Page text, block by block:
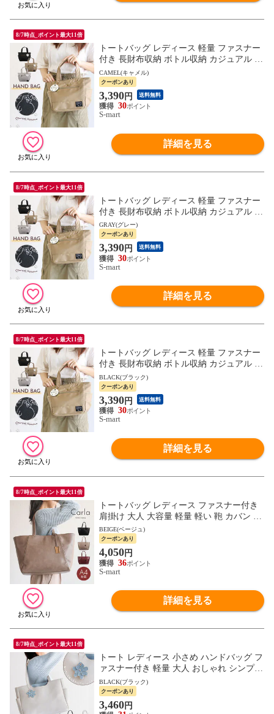
8/7時点_ポイント最大11倍
トートバッグ レディース 軽量 ファスナー
付き 長財布収納 ボトル収納 カジュアル か
わいい おしゃれ ねこ 猫柄 ハンドバッグ
鞄 グレー キャメル
CAMEL(キャメル)
クーポンあり
3,390円 送料無料
30
S-mart
詳細を見る
8/7時点_ポイント最大11倍
トートバッグ レディース 軽量 ファスナー
付き 長財布収納 ボトル収納 カジュアル か
わいい おしゃれ ねこ 猫柄 ハンドバッグ
鞄 グレー キャメル
GRAY(グレー)
クーポンあり
3,390円 送料無料
30
S-mart
詳細を見る
8/7時点_ポイント最大11倍
トートバッグ レディース 軽量 ファスナー
付き 長財布収納 ボトル収納 カジュアル か
わいい おしゃれ ねこ 猫柄 ハンドバッグ
鞄 グレー キャメル
BLACK(ブラック)
クーポンあり
3,390円 送料無料
30
S-mart
詳細を見る
8/7時点_ポイント最大11倍
トートバッグ レディース ファスナー付き
肩掛け 大人 大容量 軽量 軽い 鞄 カバン 春
夏 秋 冬 CARLA 黒 ブラック ベージュ ワ
イン
BEIGE(ベージュ)
クーポンあり
4,050円
36
S-mart
詳細を見る
8/7時点_ポイント最大11倍
トート レディース 小さめ ハンドバッグ フ
ァスナー付き 軽量 大人 おしゃれ シンプル
通勤 旅行 婦人 女性 パソコン タブレット
鞄 花 チャーム LORNA CONRAD
BLACK(ブラック)
クーポンあり
3,460円